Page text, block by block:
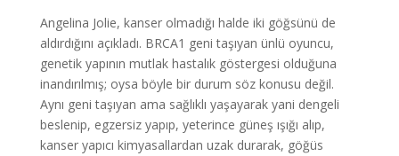
Angelina Jolie, kanser olmadığı halde iki göğsünü de
aldırdığını açıkladı. BRCA1 geni taşıyan ünlü oyuncu,
genetik yapının mutlak hastalık göstergesi olduğuna
inandırılmış; oysa böyle bir durum söz konusu değil.
Aynı geni taşıyan ama sağlıklı yaşayarak yani dengeli
beslenip, egzersiz yapıp, yeterince güneş ışığı alıp,
kanser yapıcı kimyasallardan uzak durarak, göğüs